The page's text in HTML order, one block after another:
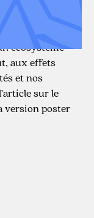
ET
incomplet)
écosystème
aux effets
et nos
sur le
version poster